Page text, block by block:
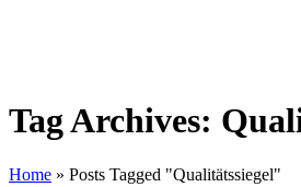
Tag Archives:
Home » Posts Tagged "Qualitätssiegel"